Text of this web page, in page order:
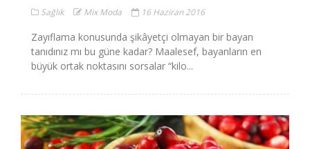
Sağlık Mix Moda 16 Haziran 2016
Zayıflama konusunda şikâyetçi olmayan bir bayan
tanıdınız mı bu güne kadar? Maalesef, bayanların en
büyük ortak noktasını sorsalar “kilo...